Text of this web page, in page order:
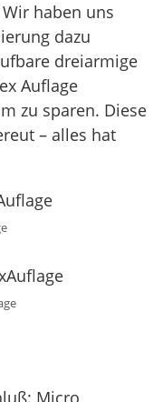
haben uns
dazu
dreiarmige
Auflage
zu sparen. Diese
– alles hat
Micro